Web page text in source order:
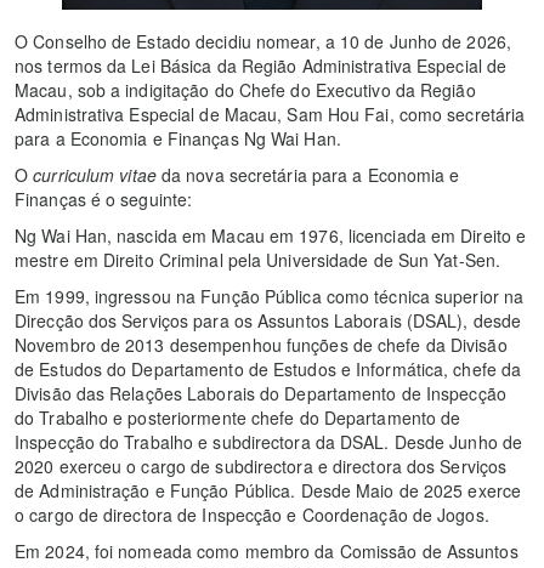
O Conselho de Estado decidiu nomear, a 10 de Junho de 2026,
nos termos da Lei Básica da Região Administrativa Especial de
Macau, sob a indigitação do Chefe do Executivo da Região
Administrativa Especial de Macau, Sam Hou Fai, como secretária
para a Economia e Finanças Ng Wai Han.
Ocurriculum vitae da nova secretária para a Economia e
Finanças é o seguinte:
Ng Wai Han, nascida em Macau em 1976, licenciada em Direito e
mestre em Direito Criminal pela Universidade de Sun Yat-Sen.
Em 1999, ingressou na Função Pública como técnica superior na
Direcção dos Serviços para os Assuntos Laborais (DSAL), desde
Novembro de 2013 desempenhou funções de chefe da Divisão
de Estudos do Departamento de Estudos e Informática, chefe da
Divisão das Relações Laborais do Departamento de Inspecção
do Trabalho e posteriormente chefe do Departamento de
Inspecção do Trabalho e subdirectora da DSAL. Desde Junho de
2020 exerceu o cargo de subdirectora e directora dos Serviços
de Administração e Função Pública. Desde Maio de 2025 exerce
o cargo de directora de Inspecção e Coordenação de Jogos.
Em 2024, foi nomeada como membro da Comissão de Assuntos